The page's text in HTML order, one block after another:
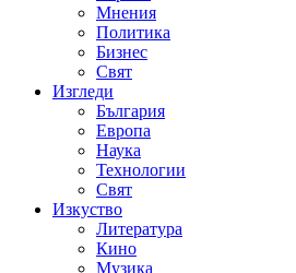
Мнения
Политика
Бизнес
Свят
Изгледи
България
Европа
Наука
Технологии
Свят
Изкуство
Литература
Кино
Музика